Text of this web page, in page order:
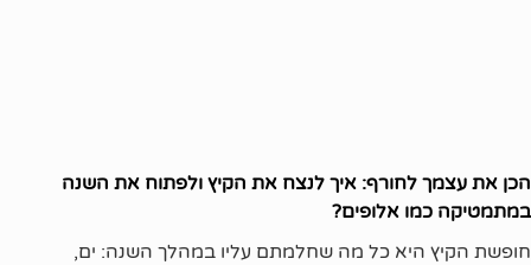
הכן את עצמך לחורף: איך לנצח את הקיץ ולפתוח את השנה
במתמטיקה כמו אלופים?
חופשת הקיץ היא כל מה שחלמתם עליו במהלך השנה: ים,